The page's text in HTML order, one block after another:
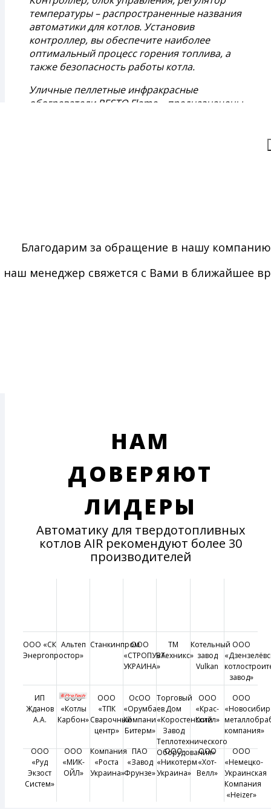
температуры – распространенные названия
автоматики для котлов. Установив
контроллер, вы обеспечите наиболее
оптимальный процесс горения топлива, а
также безопасность работы котла.
Уличные пеллетные инфракрасные
обогреватели RESTO Flame – предназначены
котла, системы отопления — это
предохранительный клапан, воздухоотводчик
и манометр, предназначенные для защиты
систем отопления от различных сбоев в
НАМ
ДОВЕРЯЮТ
ЛИДЕРЫ
Автоматику для твердотопливных
котлов AIR рекомендуют более 30
производителей
ООО «СК
Энергопростор»
Альтеп СтанкинпромООО
«СТРОПУВА-
УКРАИНА»
ТМ
«Техникс»
Котельный
завод
Vulkan
ООО
завод»
ИП
Жданов
А.А.
ООО
«Котлы
Карбон»
ООО
«ТПК
Сварочный
центр»
ОсОО
«Орумбаев
Компани
Битерм»
Торговый
Дом
«Коростенский
Завод
Теплотехнического
Оборудования»
ООО
«Крас-
Котел»
ООО
компания»
ООО
«Руд
Экзост
Систем»
ООО
«МИК-
ОЙЛ»
Компания
«Роста
Украина»
ПАО
«Завод
Фрунзе»
ООО
«Никотерм
Украина»
ООО
«Хот-
Велл»
ООО
«Немецко-
Украинская
Компания
«Heizer»
ОТПРАВИТЬ
Благодарим за обращение в нашу
наш менеджер свяжется с Вами в ближайшее